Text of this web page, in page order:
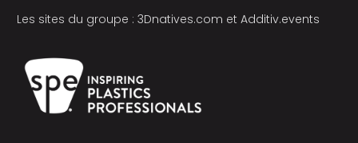
Les sites du groupe : 3Dnatives.com et Additiv.events